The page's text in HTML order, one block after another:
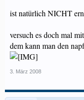
ist natürlich NICHT
versuch es doch mal
dem kann man den
3. März 2008